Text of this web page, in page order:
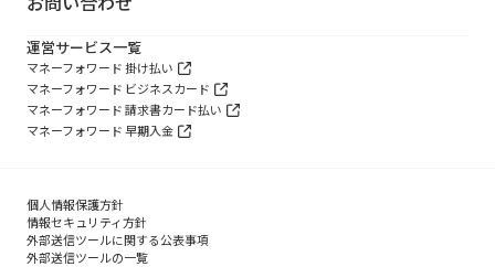
運営サービス一覧
マネーフォワード 掛け払い
マネーフォワード ビジネスカード
マネーフォワード 請求書カード払い
マネーフォワード 早期入金
個人情報保護方針
情報セキュリティ方針
外部送信ツールに関する公表事項
外部送信ツールの一覧